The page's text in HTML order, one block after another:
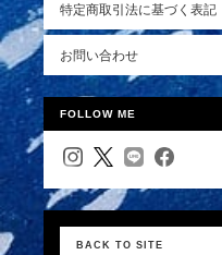
特定商取引法に基づく表記
お問い合わせ
FOLLOW ME
BACK TO SITE